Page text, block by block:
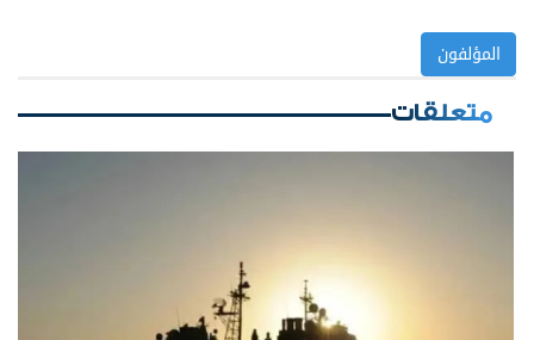
المؤلفون
متعلقات